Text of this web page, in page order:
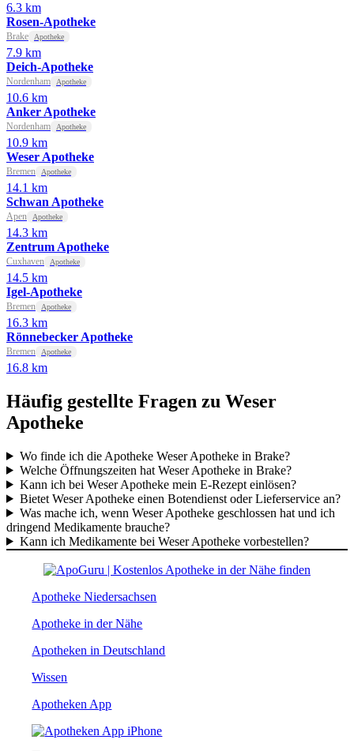
6.3 km
Rosen-Apotheke
Brake Apotheke
7.9 km
Deich-Apotheke
Nordenham Apotheke
10.6 km
Anker Apotheke
Nordenham Apotheke
10.9 km
Weser Apotheke
Bremen Apotheke
14.1 km
Schwan Apotheke
Apen Apotheke
14.3 km
Zentrum Apotheke
Cuxhaven Apotheke
14.5 km
Igel-Apotheke
Bremen Apotheke
16.3 km
Rönnebecker Apotheke
Bremen Apotheke
16.8 km
Häufig gestellte Fragen zu Weser
Apotheke
Wo finde ich die Apotheke Weser Apotheke in Brake?
Welche Öffnungszeiten hat Weser Apotheke in Brake?
Kann ich bei Weser Apotheke mein E-Rezept einlösen?
Bietet Weser Apotheke einen Botendienst oder Lieferservice an?
Was mache ich, wenn Weser Apotheke geschlossen hat und ich
dringend Medikamente brauche?
Kann ich Medikamente bei Weser Apotheke vorbestellen?
Apotheke Niedersachsen
Apotheke in der Nähe
Apotheken in Deutschland
Wissen
Apotheken App